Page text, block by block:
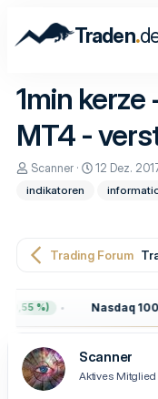
Traden.
1min
MT4 -
E
s
l
Scanner
E12 Dez.
indikatoren
Trading Forum
%) Nasdaq 100
Scanner
Aktives Mitglied